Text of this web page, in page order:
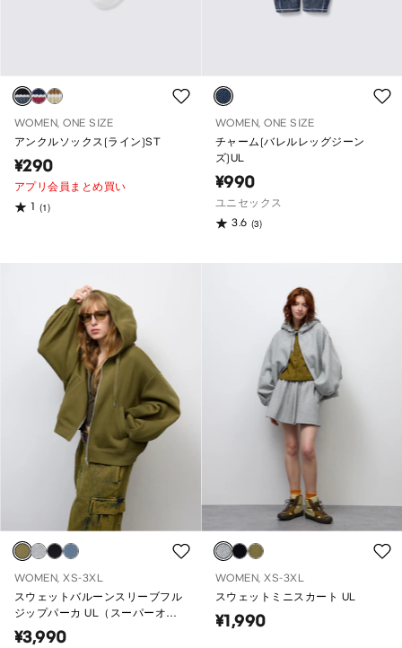
WOMEN, ONE SIZE
アンクルソックス(ライン)ST
¥290
アプリ会員まとめ買い
1 (1)
WOMEN, ONE SIZE
チャーム(バレルレッグジーン
ズ)UL
¥990
ユニセックス
3.6 (3)
WOMEN, XS-3XL
スウェットバルーンスリーブフル
ジップパーカ UL（スーパーオー
バーサイズフィット）
¥3,990
WOMEN, XS-3XL
スウェットミニスカート UL
¥1,990